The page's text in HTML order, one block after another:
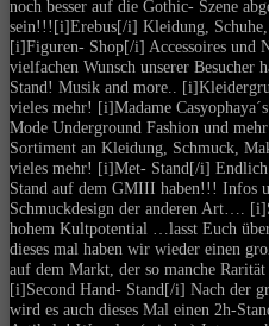
noch besser auf die Gothic- Szene
sein!!![i]Erebus[/i] Kleidung, Schuhe,
[i]Figuren- Shop[/i] Accessoires
vielfachen Wunsch unserer Besucher
Stand! Musik and more..
vieles mehr! [i]Madame
Mode Underground Fashion und
Sortiment an Kleidung, Schmuck,
vieles mehr! [i]Met- Stand[/i]
Stand auf dem GMIII haben!!! Infos
Schmuckdesign der anderen Art….
hohem Kultpotential …lasst Euch
dieses mal haben wir wieder einen
auf dem Markt, der so manche
[i]Second Hand- Stand[/i] Nach der
wird es auch dieses Mal einen 2h-